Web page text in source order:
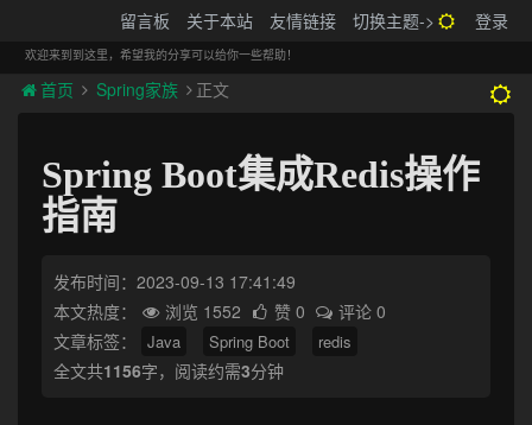
留言板 关于本站 友情链接 切换主题-> 登录
欢迎来到到这里，希望我的分享可以给你一些帮助！
首页 Spring家族 正文
Spring Boot集成Redis操作
指南
发布时间：2023-09-13 17:41:49
本文热度：
浏览 1552 赞 0
评论 0
文章标签：
Java Spring Boot redis
全文共1156字，阅读约需3分钟